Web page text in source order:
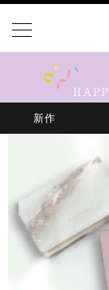
新作
GOODS